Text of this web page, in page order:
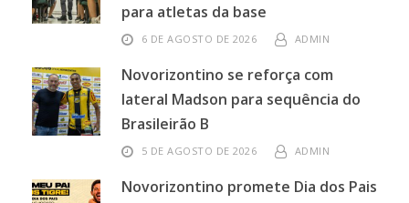
para atletas da base
6 DE AGOSTO DE 2026 ADMIN
Novorizontino se reforça com
lateral Madson para sequência do
Brasileirão B
5 DE AGOSTO DE 2026 ADMIN
Novorizontino promete Dia dos Pais